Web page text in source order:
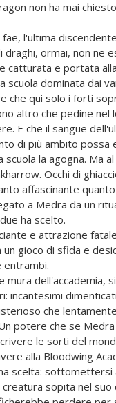
non ha mai
fae, l'ultima
draghi, ormai, non ne
catturata e portata
scuola dominata dai
che qui solo i forti
altro che pedine nel
E che il sangue
di più ambito possa
scuola la agogna. Ma
Occhi di
affascinante
a Medra da un
ha scelto.
e attrazione
un gioco di sfida e
mura dell'accademia,
incantesimi
che
potere che se
le sorti del
alla Bloodwing
scelta: sottomettersi
sopita nel suo